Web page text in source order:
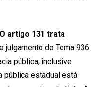
O artigo 131 trata
julgamento do Tema 936
pública, inclusive
pública estadual está